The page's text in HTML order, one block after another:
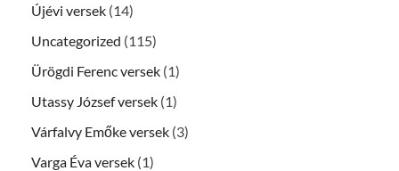
Újévi versek (14)
Uncategorized (115)
Ürögdi Ferenc versek (1)
Utassy József versek (1)
Várfalvy Emőke versek (3)
Varga Éva versek (1)